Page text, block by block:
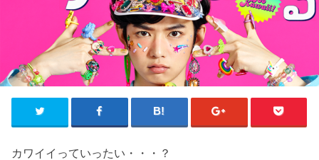
カワイイっていったい・・・？